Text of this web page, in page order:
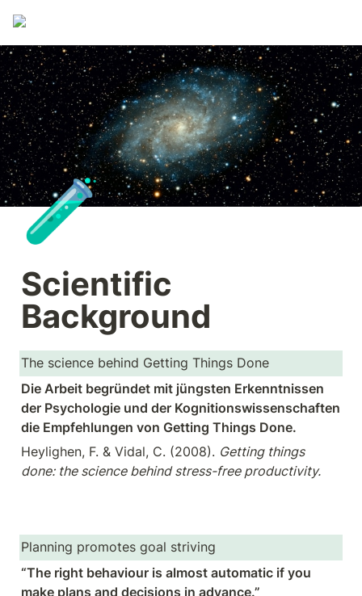
🧪
Scientific
Background
The science behind Getting Things Done
Die Arbeit begründet mit jüngsten Erkenntnissen
der Psychologie und der Kognitionswissenschaften
die Empfehlungen von Getting Things Done.
Heylighen, F. & Vidal, C. (2008). Getting things
done: the science behind stress-free productivity.
Planning promotes goal striving
“The right behaviour is almost automatic if you
make plans and decisions in advance.”